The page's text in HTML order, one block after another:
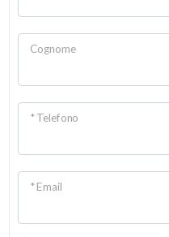
Cognome
* Telefono
* Email